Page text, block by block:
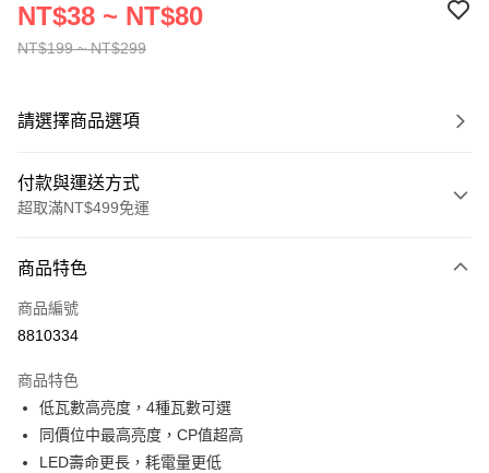
NT$199 ~ NT$299
NT$38 ~ NT$80
請選擇商品選項
付款與運送方式
超取滿NT$499免運
信用卡一次付款
超商取貨付款
Apple Pay
街口支付
商品特色
商品編號
8810334
商品特色
低瓦數高亮度，4種瓦數可選
同價位中最高亮度，CP值超高
LED壽命更長，耗電量更低